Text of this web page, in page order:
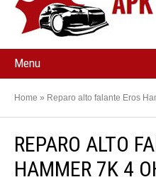
Menu
Home » Reparo alto falante Eros
REPARO ALTO
HAMMER 7K 4